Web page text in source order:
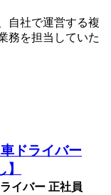
自社で運営する複
務を担当していた
ドライバー
イバー 正社員